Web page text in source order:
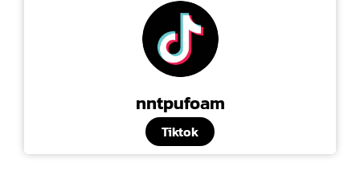
nntpufoam
Tiktok